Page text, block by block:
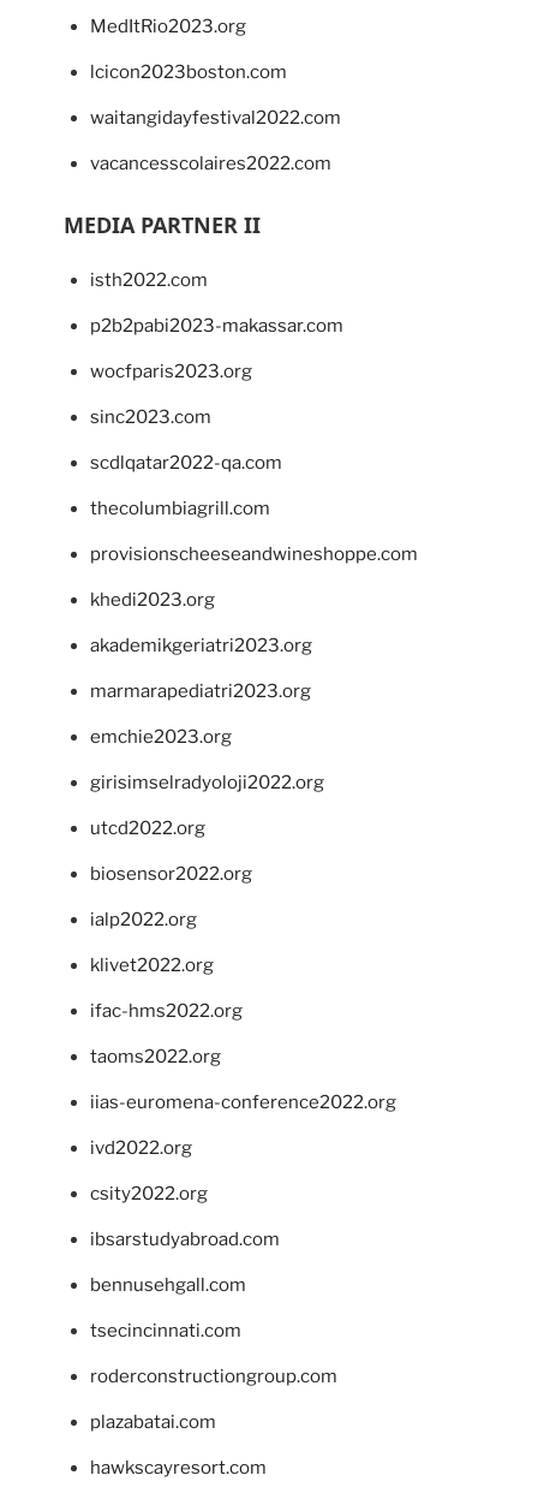
MedItRio2023.org
lcicon2023boston.com
waitangidayfestival2022.com
vacancesscolaires2022.com
MEDIA PARTNER II
isth2022.com
p2b2pabi2023-makassar.com
wocfparis2023.org
sinc2023.com
scdlqatar2022-qa.com
thecolumbiagrill.com
provisionscheeseandwineshoppe.com
khedi2023.org
akademikgeriatri2023.org
marmarapediatri2023.org
emchie2023.org
girisimselradyoloji2022.org
utcd2022.org
biosensor2022.org
ialp2022.org
klivet2022.org
ifac-hms2022.org
taoms2022.org
iias-euromena-conference2022.org
ivd2022.org
csity2022.org
ibsarstudyabroad.com
bennusehgall.com
tsecincinnati.com
roderconstructiongroup.com
plazabatai.com
hawkscayresort.com